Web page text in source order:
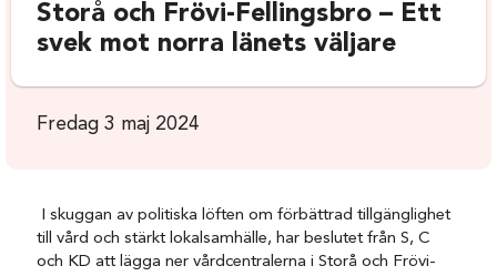
Storå och Frövi-Fellingsbro – Ett
svek mot norra länets väljare
Fredag 3 maj 2024
I skuggan av politiska löften om förbättrad tillgänglighet
till vård och stärkt lokalsamhälle, har beslutet från S, C
och KD att lägga ner vårdcentralerna i Storå och Frövi-